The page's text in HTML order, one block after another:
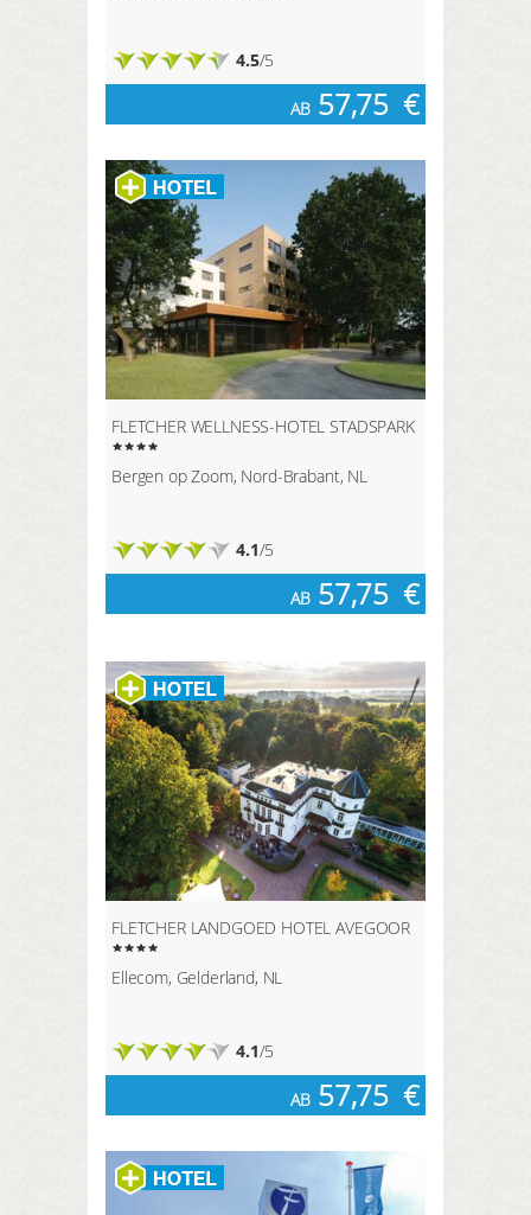
4.5/5
AB 57,75 €
FLETCHER WELLNESS-HOTEL STADSPARK
Bergen op Zoom, Nord-Brabant, NL
4.1/5
AB 57,75 €
FLETCHER LANDGOED HOTEL AVEGOOR
Ellecom, Gelderland, NL
4.1/5
AB 57,75 €